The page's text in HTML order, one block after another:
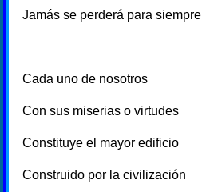
Jamás se perderá para siempre
Cada uno de nosotros
Con sus miserias o virtudes
Constituye el mayor edificio
Construido por la civilización